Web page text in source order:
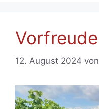
Vorfreude
12. August 2024 von